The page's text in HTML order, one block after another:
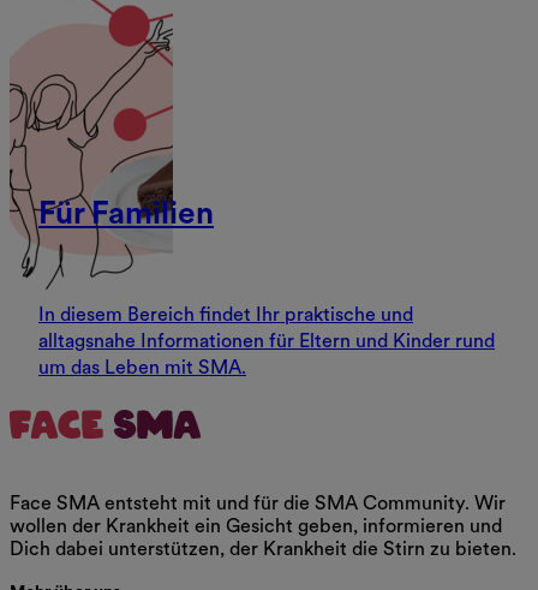
Für Familien
In diesem Bereich findet Ihr praktische und
alltagsnahe Informationen für Eltern und Kinder rund
um das Leben mit SMA.
Face SMA entsteht mit und für die SMA Community. Wir
wollen der Krankheit ein Gesicht geben, informieren und
Dich dabei unterstützen, der Krankheit die Stirn zu bieten.